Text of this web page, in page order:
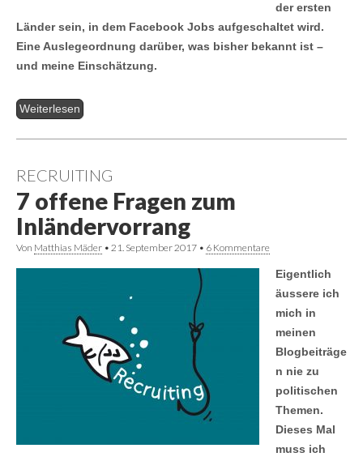
der ersten
Länder sein, in dem Facebook Jobs aufgeschaltet wird.
Eine Auslegeordnung darüber, was bisher bekannt ist –
und meine Einschätzung.
Weiterlesen
RECRUITING
7 offene Fragen zum
Inländervorrang
Von Matthias Mäder • 21. September 2017 • 6 Kommentare
Eigentlich
äussere ich
mich in
meinen
Blogbeiträge
n nie zu
politischen
Themen.
Dieses Mal
muss ich